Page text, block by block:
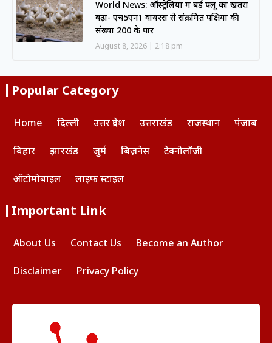
World News: ऑस्ट्रेलिया में बर्ड फ्लू का खतरा
बढ़ा- एच5एन1 वायरस से संक्रमित पक्षियों की
संख्या 200 के पार
August 8, 2026 2:18 pm
Popular Category
Home दिल्ली उत्तर प्रदेश उत्तराखंड राजस्थान पंजाब
बिहार झारखंड जुर्म बिज़नेस टेक्नोलॉजी
ऑटोमोबाइल लाइफ स्टाइल
Important Link
About Us Contact Us Become an Author
Disclaimer Privacy Policy